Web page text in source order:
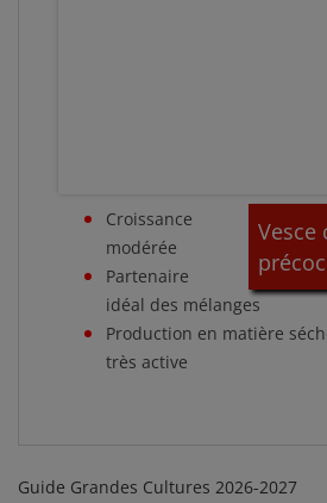
Guide Grandes Cultures 2026-2027
Vesce
Croissance
modérée
Partenaire
idéal des mélanges
Production en matière
très active